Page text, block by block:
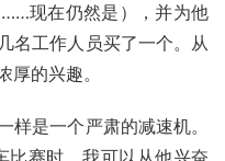
现在仍然是），并为他
名工作人员买了一个。从
的兴趣。
样是一个严肃的减速机。